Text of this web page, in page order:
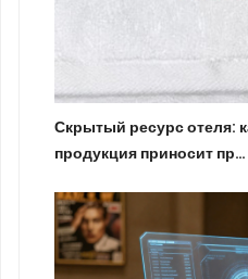
Скрытый ресурс отеля:
продукция приносит пр…